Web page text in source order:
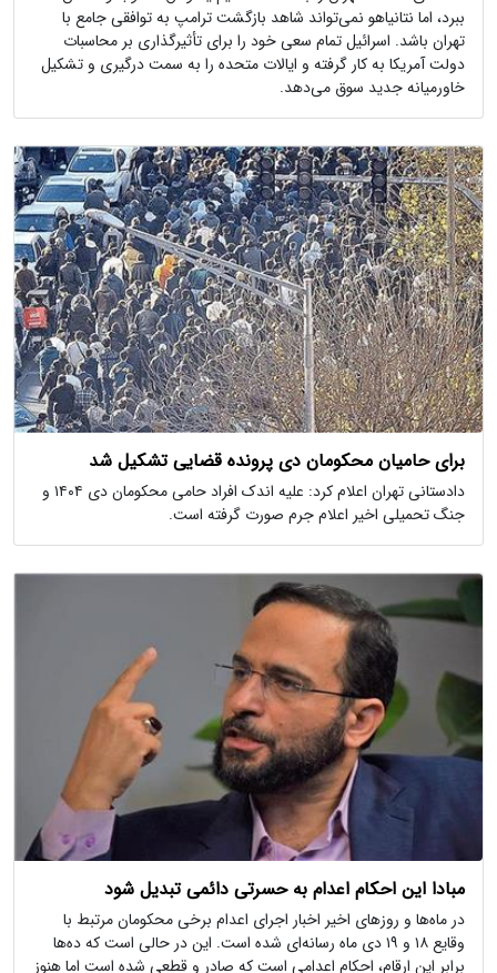
ببرد، اما نتانیاهو نمی‌تواند شاهد بازگشت ترامپ به توافقی جامع با
تهران باشد. اسرائیل تمام سعی خود را برای تأثیرگذاری بر محاسبات
دولت آمریکا به کار گرفته و ایالات متحده را به سمت درگیری و تشکیل
خاورمیانه جدید سوق می‌دهد.
برای حامیان محکومان دی پرونده قضایی تشکیل شد
دادستانی تهران اعلام کرد: علیه اندک افراد حامی محکومان دی ۱۴۰۴ و
جنگ تحمیلی اخیر اعلام جرم صورت گرفته است.
مبادا این احکام اعدام به حسرتی دائمی تبدیل شود
در ماه‌ها و روزهای اخیر اخبار اجرای اعدام برخی محكومان مرتبط با
وقایع ۱۸ و ۱۹ دی ماه رسانه‌ای شده است. این در حالی است كه ده‌ها
برابر این ارقام، احكام اعدامی است كه صادر و قطعی شده است اما هنوز